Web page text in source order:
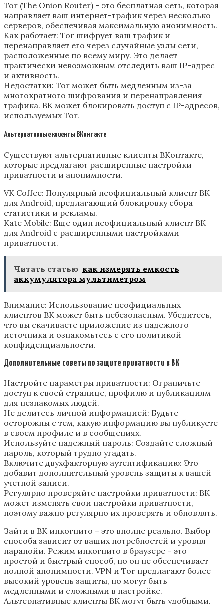
Tor (The Onion Router) – это бесплатная сеть, которая
направляет ваш интернет-трафик через несколько
серверов, обеспечивая максимальную анонимность.
Как работает: Tor шифрует ваш трафик и
перенаправляет его через случайные узлы сети,
расположенные по всему миру. Это делает
практически невозможным отследить ваш IP-адрес
и активность.
Недостатки: Tor может быть медленным из-за
многократного шифрования и перенаправления
трафика. ВК может блокировать доступ с IP-адресов,
используемых Tor.
Альтернативные клиенты ВКонтакте
Существуют альтернативные клиенты ВКонтакте,
которые предлагают расширенные настройки
приватности и анонимности.
VK Coffee: Популярный неофициальный клиент ВК
для Android, предлагающий блокировку сбора
статистики и рекламы.
Kate Mobile: Еще один неофициальный клиент ВК
для Android с расширенными настройками
приватности.
Читать статью как измерять емкость
аккумулятора мультиметром
Внимание: Использование неофициальных
клиентов ВК может быть небезопасным. Убедитесь,
что вы скачиваете приложение из надежного
источника и ознакомьтесь с его политикой
конфиденциальности.
Дополнительные советы по защите приватности в ВК
Настройте параметры приватности: Ограничьте
доступ к своей странице, профилю и публикациям
для незнакомых людей.
Не делитесь личной информацией: Будьте
осторожны с тем, какую информацию вы публикуете
в своем профиле и в сообщениях.
Используйте надежный пароль: Создайте сложный
пароль, который трудно угадать.
Включите двухфакторную аутентификацию: Это
добавит дополнительный уровень защиты к вашей
учетной записи.
Регулярно проверяйте настройки приватности: ВК
может изменять свои настройки приватности,
поэтому важно регулярно их проверять и обновлять.
Зайти в ВК инкогнито – это вполне реально. Выбор
способа зависит от ваших потребностей и уровня
паранойи. Режим инкогнито в браузере – это
простой и быстрый способ, но он не обеспечивает
полной анонимности. VPN и Tor предлагают более
высокий уровень защиты, но могут быть
медленными и сложными в настройке.
Альтернативные клиенты ВК могут быть удобными,